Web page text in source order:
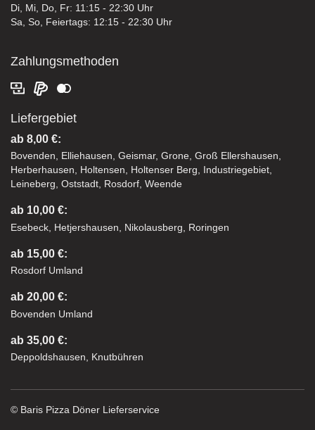
Di, Mi, Do, Fr: 11:15 - 22:30 Uhr
Sa, So, Feiertags: 12:15 - 22:30 Uhr
Zahlungsmethoden
Liefergebiet
ab 8,00 €:
Bovenden, Elliehausen, Geismar, Grone, Groß Ellershausen,
Herberhausen, Holtensen, Holtenser Berg, Industriegebiet,
Leineberg, Oststadt, Rosdorf, Weende
ab 10,00 €:
Esebeck, Hetjershausen, Nikolausberg, Roringen
ab 15,00 €:
Rosdorf Umland
ab 20,00 €:
Bovenden Umland
ab 35,00 €:
Deppoldshausen, Knutbühren
© Baris Pizza Döner Lieferservice